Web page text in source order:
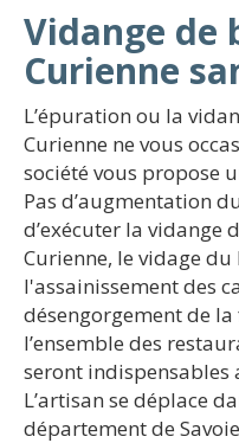
Vidange de
Curienne
L’épuration ou la
Curienne ne vous
société vous propose
Pas d’augmentation
d’exécuter la vidange
Curienne, le vidage du
l'assainissement des
désengorgement de
l’ensemble des
seront indispensables
L’artisan se déplace
département de